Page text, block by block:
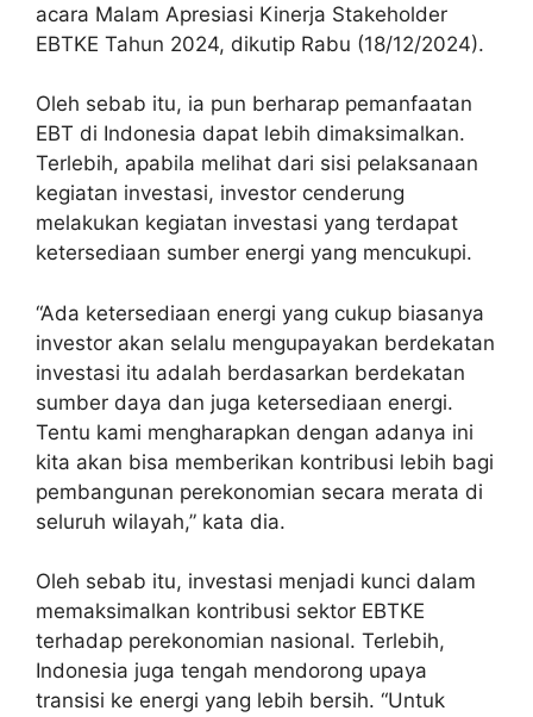
acara Malam Apresiasi Kinerja Stakeholder
EBTKE Tahun 2024, dikutip Rabu (18/12/2024).
Oleh sebab itu, ia pun berharap pemanfaatan
EBT di Indonesia dapat lebih dimaksimalkan.
Terlebih, apabila melihat dari sisi pelaksanaan
kegiatan investasi, investor cenderung
melakukan kegiatan investasi yang terdapat
ketersediaan sumber energi yang mencukupi.
“Ada ketersediaan energi yang cukup biasanya
investor akan selalu mengupayakan berdekatan
investasi itu adalah berdasarkan berdekatan
sumber daya dan juga ketersediaan energi.
Tentu kami mengharapkan dengan adanya ini
kita akan bisa memberikan kontribusi lebih bagi
pembangunan perekonomian secara merata di
seluruh wilayah,” kata dia.
Oleh sebab itu, investasi menjadi kunci dalam
memaksimalkan kontribusi sektor EBTKE
terhadap perekonomian nasional. Terlebih,
Indonesia juga tengah mendorong upaya
transisi ke energi yang lebih bersih. “Untuk